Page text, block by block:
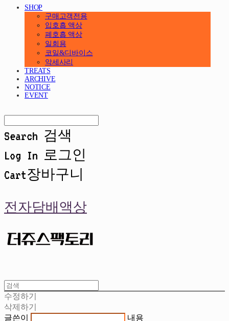
SHOP
구매고객전용
입호흡 액상
폐호흡 액상
일회용
코일&디바이스
악세사리
TREATS
ARCHIVE
NOTICE
EVENT
Search 검색
Log In 로그인
Cart장바구니
전자담배액상
수정하기
삭제하기
글쓴이
내용